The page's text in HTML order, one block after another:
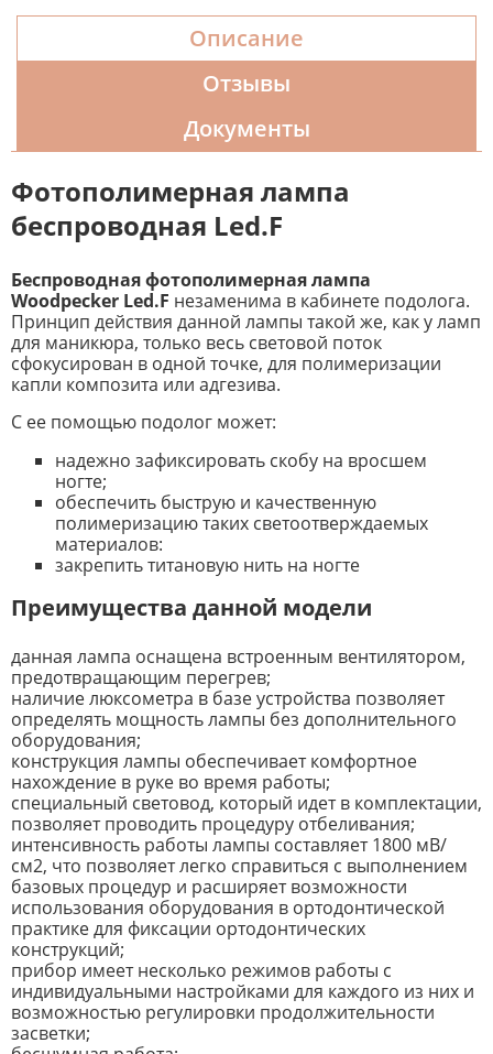
Описание
Отзывы
Документы
Фотополимерная лампа
беспроводная Led.F
Беспроводная фотополимерная лампа
Woodpecker Led.F незаменима в кабинете подолога.
Принцип действия данной лампы такой же, как у ламп
для маникюра, только весь световой поток
сфокусирован в одной точке, для полимеризации
капли композита или адгезива.
С ее помощью подолог может:
надежно зафиксировать скобу на вросшем
ногте;
обеспечить быструю и качественную
полимеризацию таких светоотверждаемых
материалов:
закрепить титановую нить на ногте
Преимущества данной модели
данная лампа оснащена встроенным вентилятором,
предотвращающим перегрев;
наличие люксометра в базе устройства позволяет
определять мощность лампы без дополнительного
оборудования;
конструкция лампы обеспечивает комфортное
нахождение в руке во время работы;
специальный световод, который идет в комплектации,
позволяет проводить процедуру отбеливания;
интенсивность работы лампы составляет 1800 мВ/
см2, что позволяет легко справиться с выполнением
базовых процедур и расширяет возможности
использования оборудования в ортодонтической
практике для фиксации ортодонтических
конструкций;
прибор имеет несколько режимов работы с
индивидуальными настройками для каждого из них и
возможностью регулировки продолжительности
засветки;